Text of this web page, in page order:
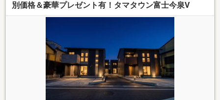
別価格＆豪華プレゼント有！タマタウン富士今泉Ⅴ